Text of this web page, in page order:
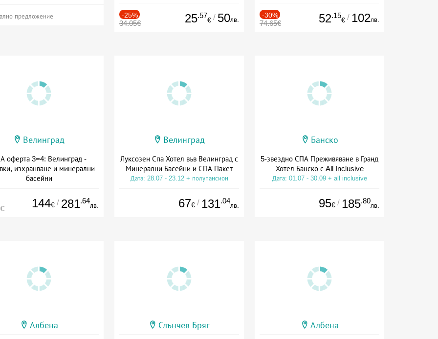
предложение -25%
34.05€ 25.57
€ / 50лв.
-30%
74.65€ 52.15
€ / 102лв.
Велинград
оферта 3=4: Велинград -
изхранване и минерални
басейни
144€ / 281.64
лв.
Велинград
Луксозен Спа Хотел във Велинград с
Минерални Басейни и СПА Пакет
Дата: 28.07 - 23.12 + полупансион
67€ / 131.04
лв.
Банско
5-звездно СПА Преживяване в Гранд
Хотел Банско с All Inclusive
Дата: 01.07 - 30.09 + all inclusive
95€ / 185.80
лв.
Албена Слънчев Бряг Албена